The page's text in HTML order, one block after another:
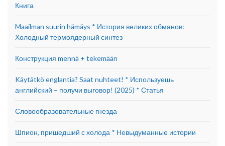
Книга
Maailman suurin hämäys * История великих обманов:
Холодный термоядерный синтез
Конструкция mennä + tekemään
Käytätkö englantia? Saat nuhteet! * Используешь
английский – получи выговор! (2025) * Статья
Словообразовательные гнезда
Шпион, пришедший с холода * Невыдуманные истории